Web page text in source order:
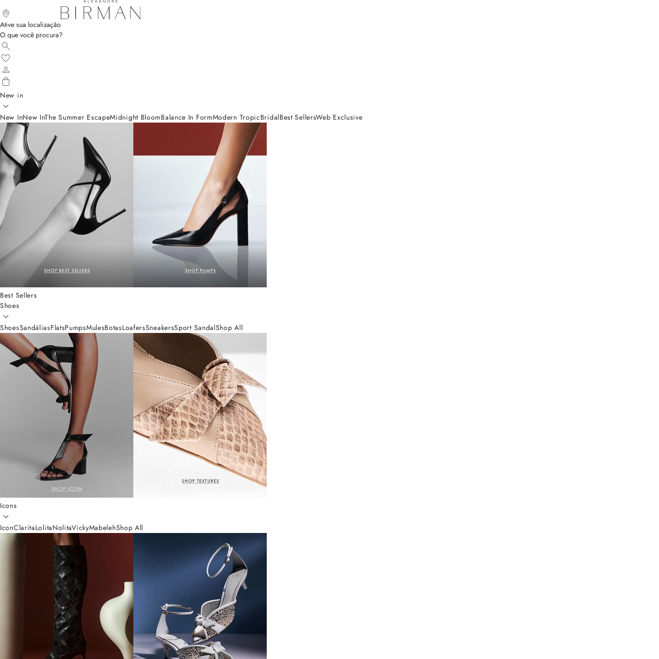
Ative sua localização
O que você procura?
New in
New InNew InThe Summer EscapeMidnight BloomBalance In FormModern TropicBridalBest SellersWeb Exclusive
Best Sellers
Shoes
ShoesSandáliasFlatsPumpsMulesBotasLoafersSneakersSport SandalShop All
Icons
IconClaritaLolitaNolitaVickyMabelehShop All